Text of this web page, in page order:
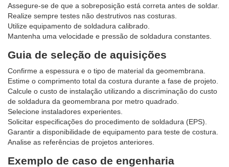
Assegure-se de que a sobreposição está correta antes de soldar.
Realize sempre testes não destrutivos nas costuras.
Utilize equipamento de soldadura calibrado.
Mantenha uma velocidade e pressão de soldadura constantes.
Guia de seleção de aquisições
Confirme a espessura e o tipo de material da geomembrana.
Estime o comprimento total da costura durante a fase de projeto.
Calcule o custo de instalação utilizando a discriminação do custo
de soldadura da geomembrana por metro quadrado.
Selecione instaladores experientes.
Solicitar especificações do procedimento de soldadura (EPS).
Garantir a disponibilidade de equipamento para teste de costura.
Analise as referências de projetos anteriores.
Exemplo de caso de engenharia